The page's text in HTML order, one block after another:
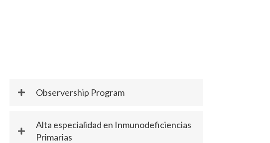
Observership Program
Alta especialidad en Inmunodeficiencias
Primarias